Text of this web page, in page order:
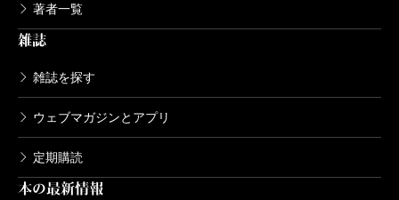
著者一覧
雑誌
雑誌を探す
ウェブマガジンとアプリ
定期購読
本の最新情報